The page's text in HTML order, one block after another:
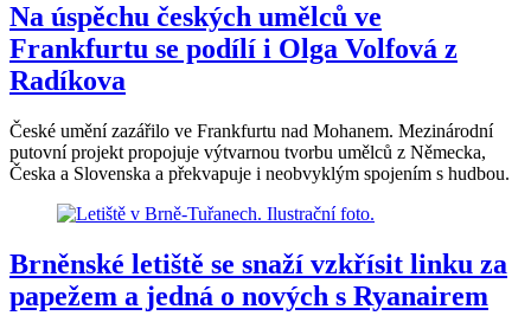
Na úspěchu českých umělců ve
Frankfurtu se podílí i Olga Volfová z
Radíkova
České umění zazářilo ve Frankfurtu nad Mohanem. Mezinárodní
putovní projekt propojuje výtvarnou tvorbu umělců z Německa,
Česka a Slovenska a překvapuje i neobvyklým spojením s hudbou.
Brněnské letiště se snaží vzkřísit linku za
papežem a jedná o nových s Ryanairem